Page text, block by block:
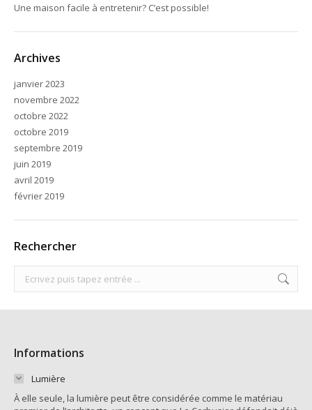
Une maison facile à entretenir? C’est possible!
Archives
janvier 2023
novembre 2022
octobre 2022
octobre 2019
septembre 2019
juin 2019
avril 2019
février 2019
Rechercher
Informations
Lumière
À elle seule, la lumière peut être considérée comme le matériau